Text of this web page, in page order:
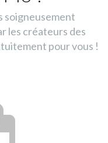
soigneusement
les créateurs des
pour vous !